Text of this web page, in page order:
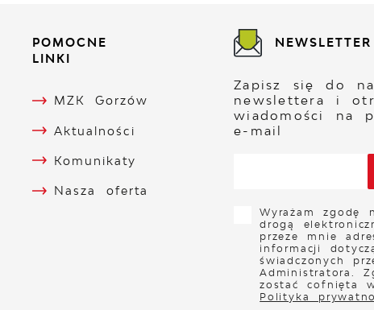
POMOCNE
LINKI
MZK Gorzów
Aktualności
Komunikaty
Nasza oferta
NEWSLETTER
Zapisz się do
newslettera i
wiadomości na
e-mail
Wyrażam zgodę
drogą
przeze mnie
informacji
świadczonych
Administratora.
zostać cofnięta
Polityka